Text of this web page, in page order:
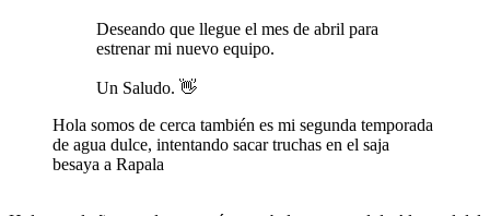
Deseando que llegue el mes de abril para
estrenar mi nuevo equipo.
Un Saludo. 👋
Hola somos de cerca también es mi segunda temporada
de agua dulce, intentando sacar truchas en el saja
besaya a Rapala